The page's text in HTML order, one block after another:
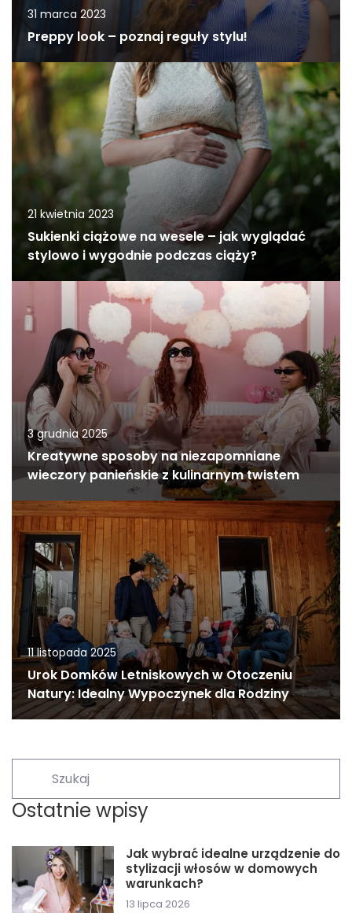
31 marca 2023
Preppy look – poznaj reguły stylu!
21 kwietnia 2023
Sukienki ciążowe na wesele – jak wyglądać
stylowo i wygodnie podczas ciąży?
3 grudnia 2025
Kreatywne sposoby na niezapomniane
wieczory panieńskie z kulinarnym twistem
11 listopada 2025
Urok Domków Letniskowych w Otoczeniu
Natury: Idealny Wypoczynek dla Rodziny
Ostatnie wpisy
Jak wybrać idealne urządzenie do
stylizacji włosów w domowych
warunkach?
13 lipca 2026